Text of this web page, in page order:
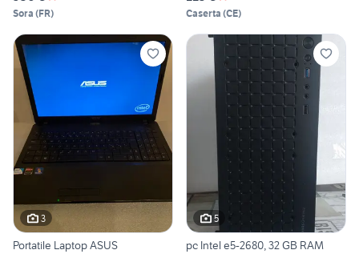
Sora (FR) Caserta (CE)
3
Portatile Laptop ASUS
5
pc Intel e5-2680, 32 GB RAM